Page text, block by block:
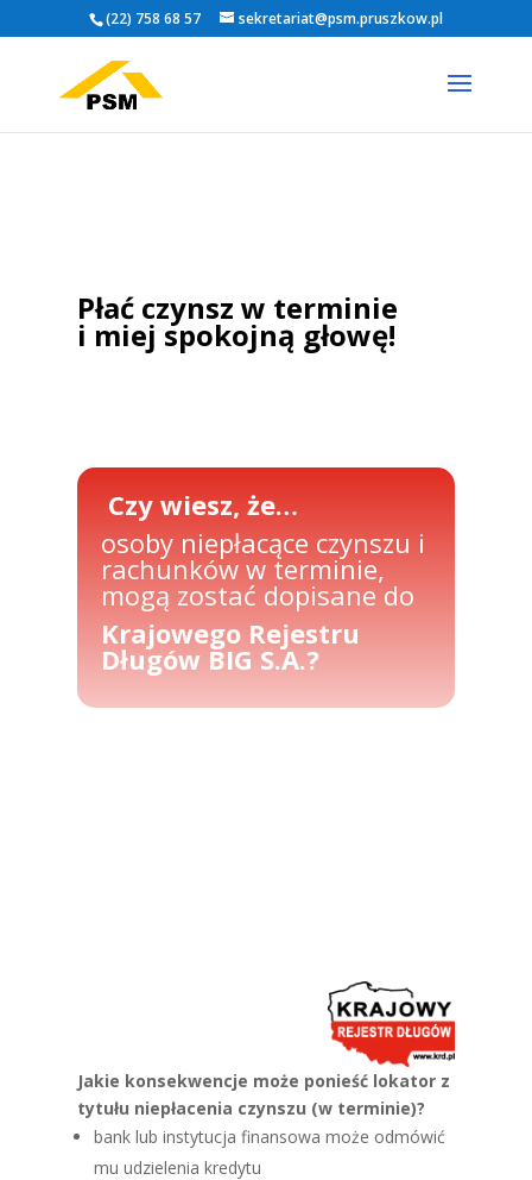
(22) 758 68 57 sekretariat@psm.pruszkow.pl
Płać czynsz w terminie
i miej spokojną głowę!
Czy wiesz, że…
osoby niepłacące czynszu i
rachunków w terminie,
mogą zostać dopisane do
Krajowego Rejestru
Długów BIG S.A.?
Jakie konsekwencje może ponieść lokator z
tytułu niepłacenia czynszu (w terminie)?
bank lub instytucja finansowa może odmówić
mu udzielenia kredytu